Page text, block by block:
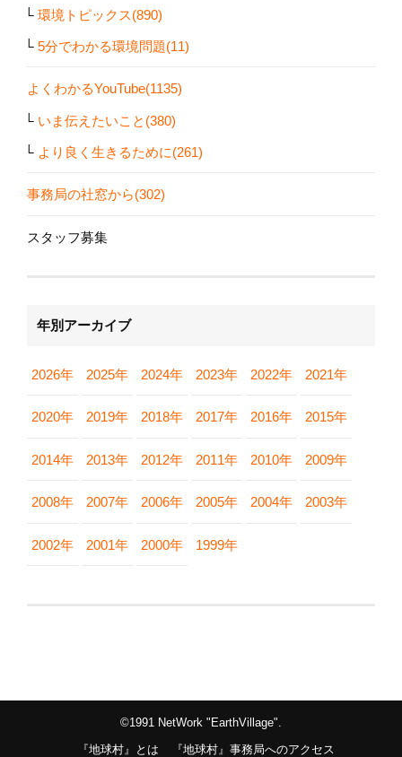
環境トピックス(890)
5分でわかる環境問題(11)
よくわかるYouTube(1135)
いま伝えたいこと(380)
より良く生きるために(261)
事務局の社窓から(302)
スタッフ募集
年別アーカイブ
2026年 2025年 2024年 2023年 2022年 2021年
2020年 2019年 2018年 2017年 2016年 2015年
2014年 2013年 2012年 2011年 2010年 2009年
2008年 2007年 2006年 2005年 2004年 2003年
2002年 2001年 2000年 1999年
©1991 NetWork "EarthVillage".
『地球村』とは
『地球村』事務局へのアクセス